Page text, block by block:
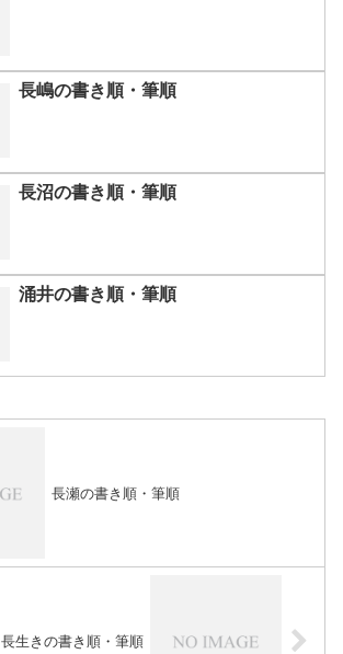
長嶋の書き順・筆順
長沼の書き順・筆順
涌井の書き順・筆順
長瀬の書き順・筆順
長生きの書き順・筆順